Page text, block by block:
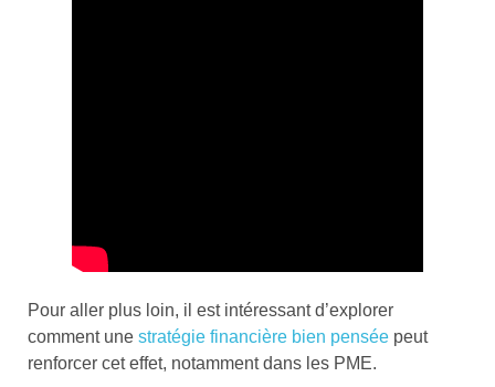
Pour aller plus loin, il est intéressant d’explorer
comment une stratégie financière bien pensée peut
renforcer cet effet, notamment dans les PME.